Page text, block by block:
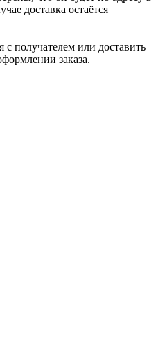
доставка остаётся
с получателем или доставить
заказа.